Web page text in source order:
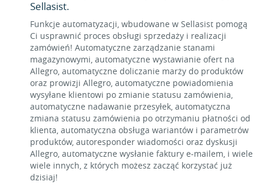
Sellasist.
Funkcje automatyzacji, wbudowane w Sellasist pomogą
Ci usprawnić proces obsługi sprzedaży i realizacji
zamówień! Automatyczne zarządzanie stanami
magazynowymi, automatyczne wystawianie ofert na
Allegro, automatyczne doliczanie marży do produktów
oraz prowizji Allegro, automatyczne powiadomienia
wysyłane klientowi po zmianie statusu zamówienia,
automatyczne nadawanie przesyłek, automatyczna
zmiana statusu zamówienia po otrzymaniu płatności od
klienta, automatyczna obsługa wariantów i parametrów
produktów, autoresponder wiadomości oraz dyskusji
Allegro, automatyczne wysłanie faktury e-mailem, i wiele
wiele innych, z których możesz zacząć korzystać już
dzisiaj!